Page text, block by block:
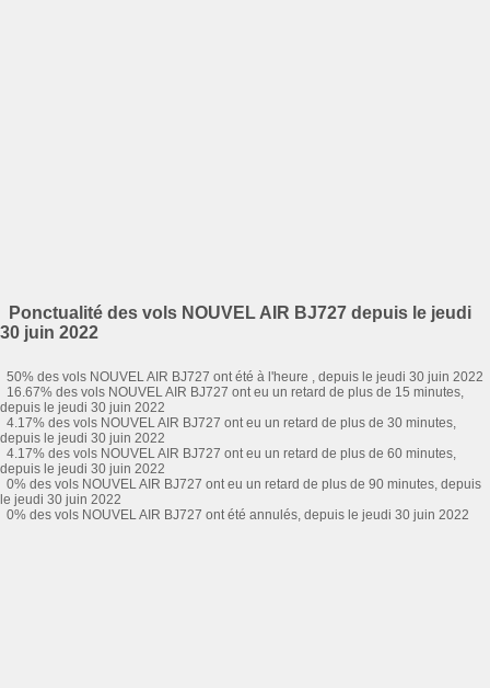
Ponctualité des vols NOUVEL AIR BJ727 depuis le jeudi
30 juin 2022
50% des vols NOUVEL AIR BJ727 ont été à l'heure , depuis le jeudi 30 juin 2022
16.67% des vols NOUVEL AIR BJ727 ont eu un retard de plus de 15 minutes,
depuis le jeudi 30 juin 2022
4.17% des vols NOUVEL AIR BJ727 ont eu un retard de plus de 30 minutes,
depuis le jeudi 30 juin 2022
4.17% des vols NOUVEL AIR BJ727 ont eu un retard de plus de 60 minutes,
depuis le jeudi 30 juin 2022
0% des vols NOUVEL AIR BJ727 ont eu un retard de plus de 90 minutes, depuis
le jeudi 30 juin 2022
0% des vols NOUVEL AIR BJ727 ont été annulés, depuis le jeudi 30 juin 2022